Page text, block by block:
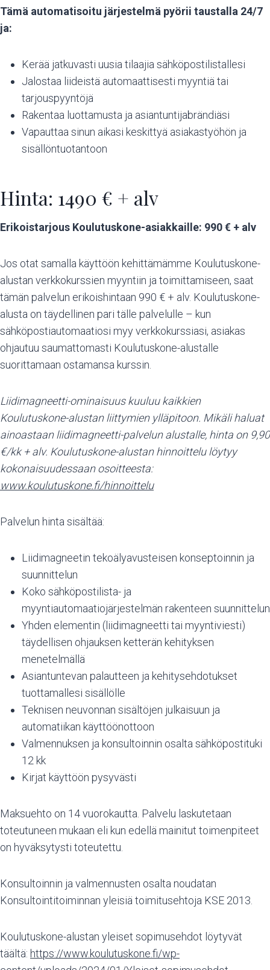
Tämä automatisoitu järjestelmä pyörii taustalla 24/7
ja:
Kerää jatkuvasti uusia tilaajia sähköpostilistallesi
Jalostaa liideistä automaattisesti myyntiä tai
tarjouspyyntöjä
Rakentaa luottamusta ja asiantuntijabrändiäsi
Vapauttaa sinun aikasi keskittyä asiakastyöhön ja
sisällöntuotantoon
Hinta: 1490 € + alv
Erikoistarjous Koulutuskone-asiakkaille: 990 € + alv
Jos otat samalla käyttöön kehittämämme Koulutuskone-
alustan verkkokurssien myyntiin ja toimittamiseen, saat
tämän palvelun erikoishintaan 990 € + alv. Koulutuskone-
alusta on täydellinen pari tälle palvelulle – kun
sähköpostiautomaatiosi myy verkkokurssiasi, asiakas
ohjautuu saumattomasti Koulutuskone-alustalle
suorittamaan ostamansa kurssin.
Liidimagneetti-ominaisuus kuuluu kaikkien
Koulutuskone-alustan liittymien ylläpitoon. Mikäli haluat
ainoastaan liidimagneetti-palvelun alustalle, hinta on 9,90
€/kk + alv. Koulutuskone-alustan hinnoittelu löytyy
kokonaisuudessaan osoitteesta:
www.koulutuskone.fi/hinnoittelu
Palvelun hinta sisältää:
Liidimagneetin tekoälyavusteisen konseptoinnin ja
suunnittelun
Koko sähköpostilista- ja
myyntiautomaatiojärjestelmän rakenteen suunnittelun
Yhden elementin (liidimagneetti tai myyntiviesti)
täydellisen ohjauksen ketterän kehityksen
menetelmällä
Asiantuntevan palautteen ja kehitysehdotukset
tuottamallesi sisällölle
Teknisen neuvonnan sisältöjen julkaisuun ja
automatiikan käyttöönottoon
Valmennuksen ja konsultoinnin osalta sähköpostituki
12 kk
Kirjat käyttöön pysyvästi
Maksuehto on 14 vuorokautta. Palvelu laskutetaan
toteutuneen mukaan eli kun edellä mainitut toimenpiteet
on hyväksytysti toteutettu.
Konsultoinnin ja valmennusten osalta noudatan
Konsultointitoiminnan yleisiä toimitusehtoja KSE 2013.
Koulutuskone-alustan yleiset sopimusehdot löytyvät
täältä: https://www.koulutuskone.fi/wp-